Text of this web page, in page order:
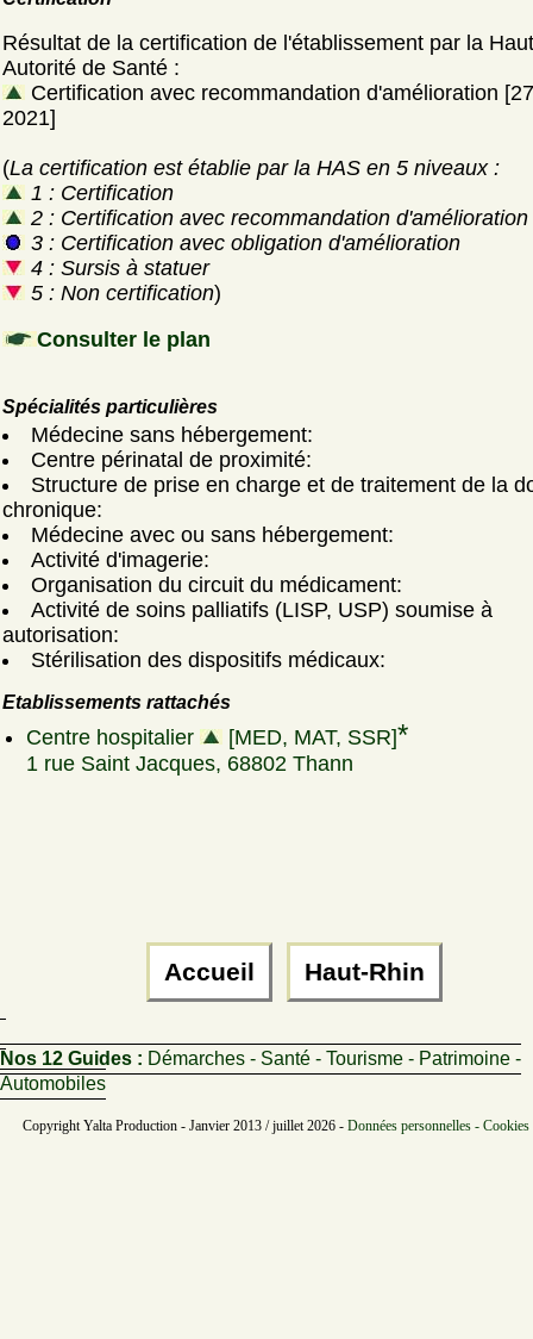
Résultat de la certification de l'établissement par la
Autorité de Santé :
Certification avec recommandation d'amélioration
2021]
(La certification est établie par la HAS en 5 niveaux :
1 : Certification
2 : Certification avec recommandation d'amélioration
3 : Certification avec obligation d'amélioration
4 : Sursis à statuer
5 : Non certification)
Consulter le plan
Spécialités particulières
Médecine sans hébergement:
Centre périnatal de proximité:
Structure de prise en charge et de traitement de la
chronique:
Médecine avec ou sans hébergement:
Activité d'imagerie:
Organisation du circuit du médicament:
Activité de soins palliatifs (LISP, USP) soumise à
autorisation:
Stérilisation des dispositifs médicaux:
Etablissements rattachés
Centre hospitalier [MED, MAT, SSR]*
1 rue Saint Jacques, 68802 Thann
Accueil Haut-Rhin
Nos 12 Guides : Démarches - Santé - Tourisme - Patrimoine -
Automobiles
Copyright Yalta Production - Janvier 2013 / juillet 2026 - Données personnelles -